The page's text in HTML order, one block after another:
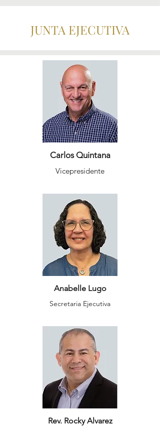
JUNTA EJECUTIVA
Carlos Quintana
Vicepresidente
Anabelle Lugo
Secretaria Ejecutiva
Rev. Rocky Alvarez